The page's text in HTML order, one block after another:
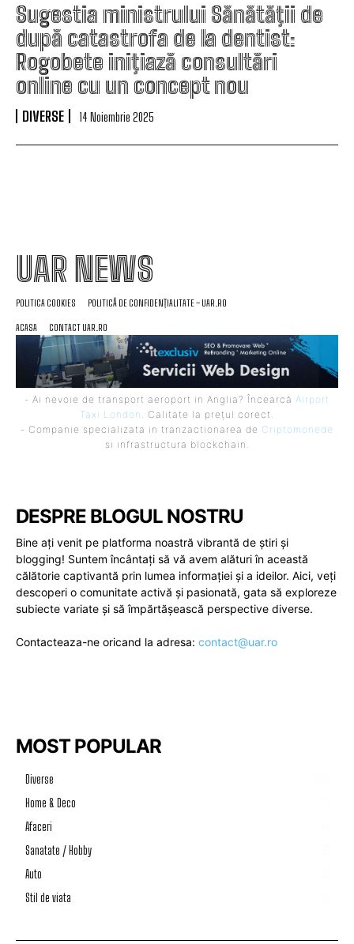
Sugestia ministrului Sănătăţii de
după catastrofa de la dentist:
Rogobete iniţiază consultări
online cu un concept nou
DIVERSE 14 Noiembrie 2025
UAR NEWS
POLITICA COOKIES POLITICĂ DE CONFIDENȚIALITATE – UAR.RO
ACASA CONTACT UAR.RO
- Ai nevoie de transport aeroport in Anglia? Încearcă Airport
Taxi London . Calitate la prețul corect.
- Companie specializata in tranzactionarea de Criptomonede
si infrastructura blockchain.
DESPRE BLOGUL NOSTRU
Bine ați venit pe platforma noastră vibrantă de știri și
blogging! Suntem încântați să vă avem alături în această
călătorie captivantă prin lumea informației și a ideilor. Aici, veți
descoperi o comunitate activă și pasionată, gata să exploreze
subiecte variate și să împărtășească perspective diverse.
Contacteaza-ne oricand la adresa: contact@uar.ro
MOST POPULAR
Diverse
Home & Deco
Afaceri
Sanatate / Hobby
Auto
Stil de viata